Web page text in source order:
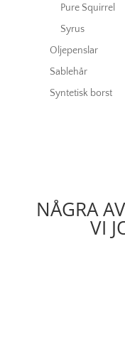
Pure Squirrel
Syrus
Oljepenslar
Sablehår
Syntetisk borst
NÅGRA
VI